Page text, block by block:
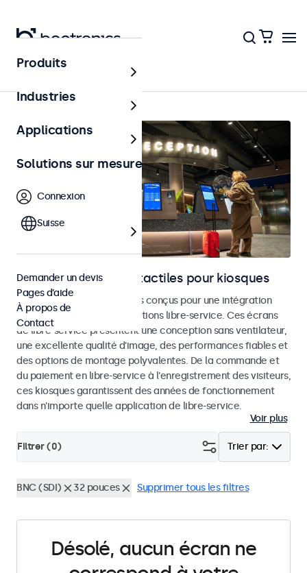
Accueil
Moniteurs et écrans tactiles pour kiosques
Moniteurs et écrans tactiles conçus pour une intégration
dans les kiosques et les solutions libre-service. Ces écrans
de libre-service présentent une conception sans ventilateur,
une excellente qualité d'image, des performances fiables et
des options de montage polyvalentes. De la commande et
du paiement en libre-service à l'enregistrement des visiteurs,
ces kiosques garantissent des années de fonctionnement
dans n'importe quelle application de libre-service.
Voir plus
Trier par:
Filtrer (0)
BNC (SDI) 32 pouces Supprimer tous les filtres
Désolé, aucun écran ne
Produits
Industries
Applications
Solutions sur mesure
Connexion
Suisse
Demander un devis
Pages d’aide
À propos de
Contact